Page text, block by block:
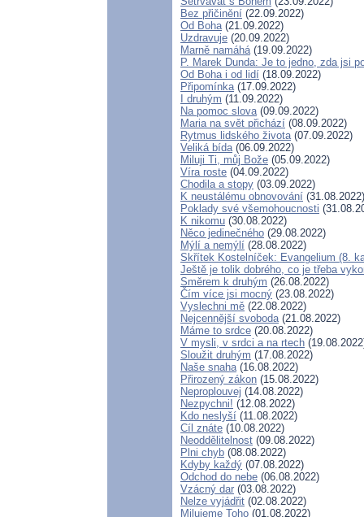
Bez přičinění (22.09.2022)
Od Boha(21.09.2022)
Uzdravuje (20.09.2022)
Marně namáhá(19.09.2022)
P. Marek Dunda: Je to jedno, zda jsi
Od Boha i od lidí (18.09.2022)
Připomínka(17.09.2022)
I druhým (11.09.2022)
Na pomoc slova(09.09.2022)
Maria na svět přichází (08.09.2022)
Rytmus lidského života(07.09.2022)
Veliká bída(06.09.2022)
Miluji Ti, můj Bože (05.09.2022)
Víra roste (04.09.2022)
Chodila a stopy (03.09.2022)
K neustálému obnovování (31.08.2022)
Poklady své všemohoucnosti
K nikomu (30.08.2022)
Něco jedinečného (29.08.2022)
Mýlí a nemýlí (28.08.2022)
Skřítek Kostelníček: Evangelium (8.
Ještě je tolik dobrého, co je třeba
Směrem k druhým (26.08.2022)
Čím více jsi mocný (23.08.2022)
Vyslechni mě (22.08.2022)
Nejcennější svoboda(21.08.2022)
Máme to srdce (20.08.2022)
V mysli, v srdci a na rtech
Sloužit druhým (17.08.2022)
Naše snaha(16.08.2022)
Přirozený zákon (15.08.2022)
Neproplouvej (14.08.2022)
Nezpychni! (12.08.2022)
Kdo neslyší (11.08.2022)
Cíl znáte (10.08.2022)
Neoddělitelnost (09.08.2022)
Plni chyb (08.08.2022)
Kdyby každý (07.08.2022)
Odchod do nebe (06.08.2022)
Vzácný dar (03.08.2022)
Nelze vyjádřit (02.08.2022)
Milujeme Toho (01.08.2022)